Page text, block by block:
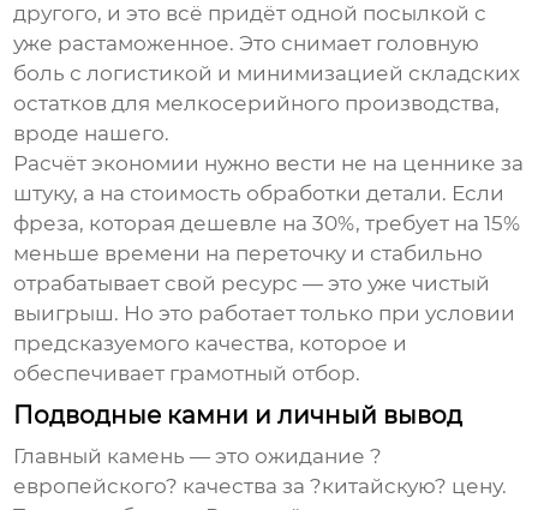
другого, и это всё придёт одной посылкой с
уже растаможенное. Это снимает головную
боль с логистикой и минимизацией складских
остатков для мелкосерийного производства,
вроде нашего.
Расчёт экономии нужно вести не на ценнике за
штуку, а на стоимость обработки детали. Если
фреза, которая дешевле на 30%, требует на 15%
меньше времени на переточку и стабильно
отрабатывает свой ресурс — это уже чистый
выигрыш. Но это работает только при условии
предсказуемого качества, которое и
обеспечивает грамотный отбор.
Подводные камни и личный вывод
Главный камень — это ожидание ?
европейского? качества за ?китайскую? цену.